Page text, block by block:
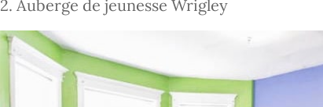
2. Auberge de jeunesse Wrigley